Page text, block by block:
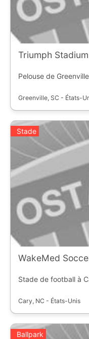
Triumph
Pelouse de
Greenville, SC - États-
Stade
WakeMed
Stade de football à
Cary, NC - États-Unis
Ballpark